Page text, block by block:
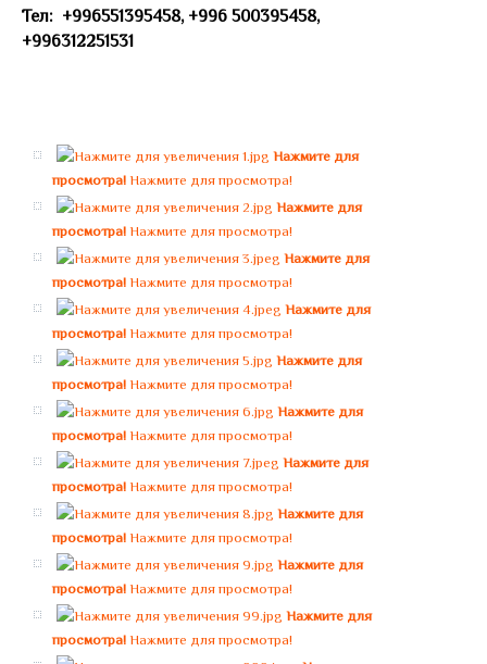
Тел: +996551395458, +996 500395458,
+996312251531
Нажмите для
просмотра! Нажмите для просмотра!
Нажмите для
просмотра! Нажмите для просмотра!
Нажмите для
просмотра! Нажмите для просмотра!
Нажмите для
просмотра! Нажмите для просмотра!
Нажмите для
просмотра! Нажмите для просмотра!
Нажмите для
просмотра! Нажмите для просмотра!
Нажмите для
просмотра! Нажмите для просмотра!
Нажмите для
просмотра! Нажмите для просмотра!
Нажмите для
просмотра! Нажмите для просмотра!
Нажмите для
просмотра! Нажмите для просмотра!